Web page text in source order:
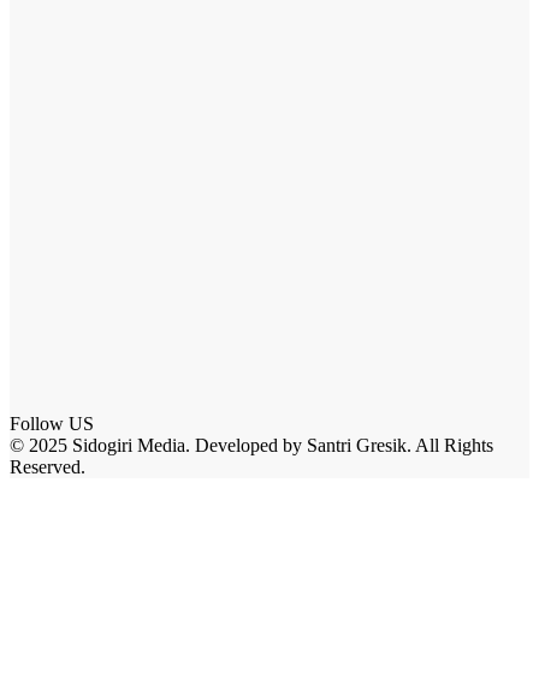
Follow US
© 2025 Sidogiri Media. Developed by Santri Gresik. All Rights
Reserved.